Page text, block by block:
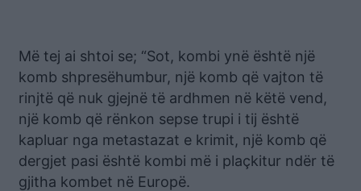
Më tej ai shtoi se; “Sot, kombi ynë është një
komb shpresëhumbur, një komb që vajton të
rinjtë që nuk gjejnë të ardhmen në këtë vend,
një komb që rënkon sepse trupi i tij është
kapluar nga metastazat e krimit, një komb që
dergjet pasi është kombi më i plaçkitur ndër të
gjitha kombet në Europë.